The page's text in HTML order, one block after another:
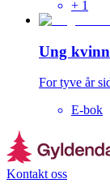
+ 1
Ung
For tyve år
E-bok
Kontakt oss